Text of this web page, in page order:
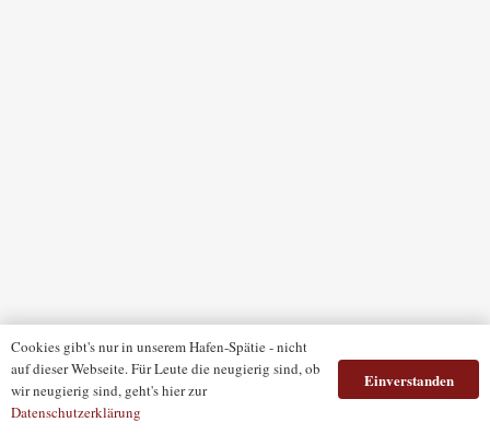
Cookies gibt's nur in unserem Hafen-Spätie - nicht
auf dieser Webseite. Für Leute die neugierig sind, ob
wir neugierig sind, geht's hier zur
Datenschutzerklärung
Einverstanden